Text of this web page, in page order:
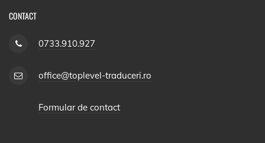
CONTACT
0733.910.927
office@toplevel-traduceri.ro
Formular de contact